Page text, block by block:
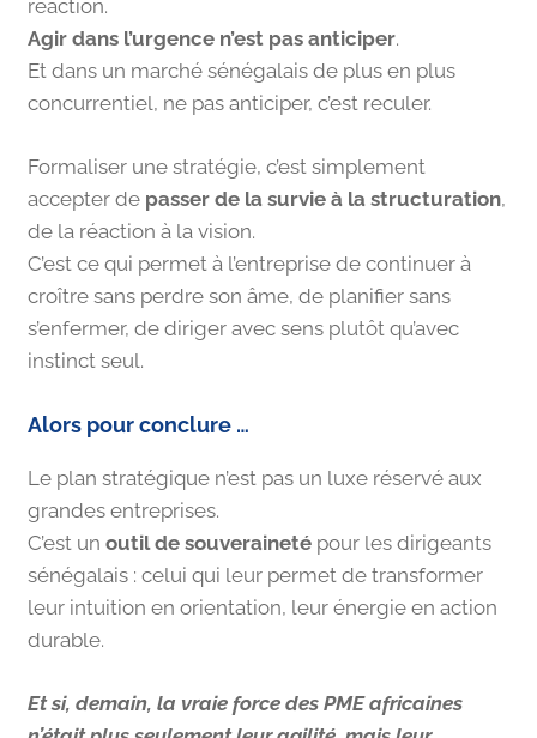
réaction.
Agir dans l’urgence n’est pas anticiper.
Et dans un marché sénégalais de plus en plus
concurrentiel, ne pas anticiper, c’est reculer.
Formaliser une stratégie, c’est simplement
accepter de passer de la survie à la structuration,
de la réaction à la vision.
C’est ce qui permet à l’entreprise de continuer à
croître sans perdre son âme, de planifier sans
s’enfermer, de diriger avec sens plutôt qu’avec
instinct seul.
Alors pour conclure …
Le plan stratégique n’est pas un luxe réservé aux
grandes entreprises.
C’est un outil de souverainetépour les dirigeants
sénégalais : celui qui leur permet de transformer
leur intuition en orientation, leur énergie en action
durable.
Et si, demain, la vraie force des PME africaines